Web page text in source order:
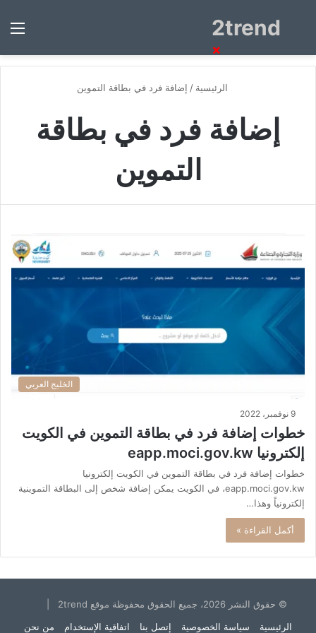
2trendبحث
الرئيسية / إضافة فرد في بطاقة التموين
إضافة فرد في بطاقة
التموين
الخليج العربي
9 نوفمبر، 2022
خطوات إضافة فرد في بطاقة التموين في الكويت
إلكترونيا eapp.moci.gov.kw
خطوات إضافة فرد في بطاقة التموين في الكويت إلكترونيا
eapp.moci.gov.kw، في الكويت يمكن إضافة شخص إلى البطاقة التموينية
إلكترونياً وهذا…
أكمل القراءة »
© حقوق النشر 2026، جميع الحقوق محفوظة موقع 2trend |
الرئيسية
سياسة الخصوصية إتصل بنا اتفاقية الإستخدام من نحن
×